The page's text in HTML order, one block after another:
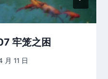
牢笼之困
月 11 日